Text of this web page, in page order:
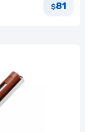
$81